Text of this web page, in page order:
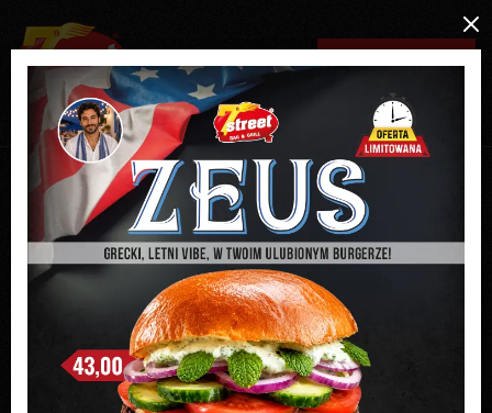
REZERWACJA ON-LINE RABATY FRANCZYZA
Godziny pracy naszych lokali
w długi weekend majowy
Sprawdź godziny pracy naszych lokali w długi weekend majowy.